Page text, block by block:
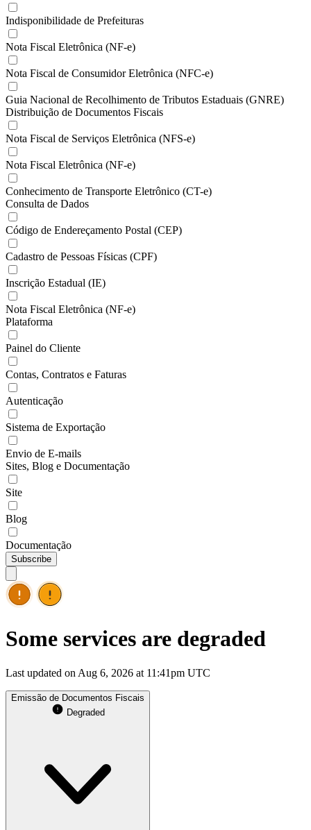
Indisponibilidade de Prefeituras
Nota Fiscal Eletrônica (NF-e)
Nota Fiscal de Consumidor Eletrônica (NFC-e)
Guia Nacional de Recolhimento de Tributos Estaduais (GNRE)
Distribuição de Documentos Fiscais
Nota Fiscal de Serviços Eletrônica (NFS-e)
Nota Fiscal Eletrônica (NF-e)
Conhecimento de Transporte Eletrônico (CT-e)
Consulta de Dados
Código de Endereçamento Postal (CEP)
Cadastro de Pessoas Físicas (CPF)
Inscrição Estadual (IE)
Nota Fiscal Eletrônica (NF-e)
Plataforma
Painel do Cliente
Contas, Contratos e Faturas
Autenticação
Sistema de Exportação
Envio de E-mails
Sites, Blog e Documentação
Site
Blog
Documentação
Subscribe
Some services are degraded
Last updated on Aug 6, 2026 at 11:41pm UTC
Emissão de Documentos Fiscais
Degraded